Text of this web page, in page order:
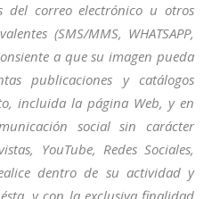
correo electrónico u otros
(SMS/MMS, WHATSAPP,
a que su imagen pueda
publicaciones y catálogos
incluida la página Web, y en
social sin carácter
YouTube, Redes Sociales,
dentro de su actividad y
y con la exclusiva finalidad